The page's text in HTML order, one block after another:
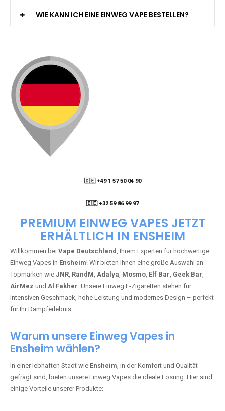
WIE KANN ICH EINE EINWEG VAPE BESTELLEN?
🇩🇪 +49 1 57 50 04 90
🇧🇪 +32 59 86 99 97
PREMIUM EINWEG VAPES JETZT
ERHÄLTLICH IN ENSHEIM
Willkommen bei Vape Deutschland, Ihrem Experten für hochwertige
Einweg Vapes in Ensheim! Wir bieten Ihnen eine große Auswahl an
Topmarken wie JNR, RandM, Adalya, Mosmo, Elf Bar, Geek Bar,
AirMez und Al Fakher. Unsere Einweg E-Zigaretten stehen für
intensiven Geschmack, hohe Leistung und modernes Design – perfekt
für Ihr Dampferlebnis.
Warum unsere Einweg Vapes in
Ensheim wählen?
In einer lebhaften Stadt wie Ensheim, in der Komfort und Qualität
gefragt sind, bieten unsere Einweg Vapes die ideale Lösung. Hier sind
einige Vorteile unserer Produkte: